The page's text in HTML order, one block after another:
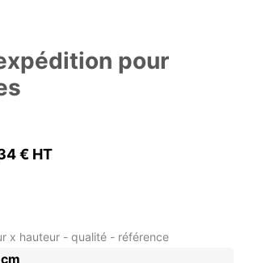
pour
€ HT
x hauteur - qualité - référence